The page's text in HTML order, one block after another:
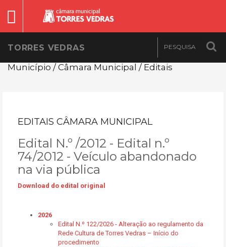
TORRES VEDRAS
Município / Câmara Municipal / Editais
EDITAIS CÂMARA MUNICIPAL
Edital N.º /2012 - Edital n.º
74/2012 - Veículo abandonado
na via pública
Download do edital original
2026
Edital N.º 122/2026 - Alteração ao regulamento da
Rede Cultura de Torres Vedras – Início do
procedimento